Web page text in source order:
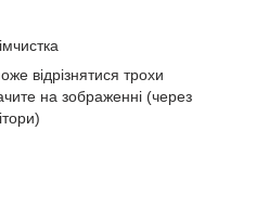
відрізнятися трохи
на зображенні (через